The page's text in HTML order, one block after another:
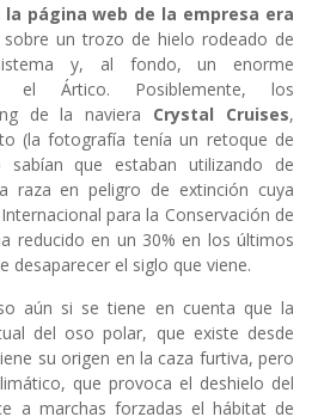
página web de la empresa era
un trozo de hielo rodeado de
y, al fondo, un enorme
el Ártico. Posiblemente, los
de la naviera Crystal Cruises,
(la fotografía tenía un retoque de
sabían que estaban utilizando de
raza en peligro de extinción cuya
para la Conservación de
reducido en un 30% en los últimos
desaparecer el siglo que viene.
aún si se tiene en cuenta que la
del oso polar, que existe desde
su origen en la caza furtiva, pero
que provoca el deshielo del
a marchas forzadas el hábitat de